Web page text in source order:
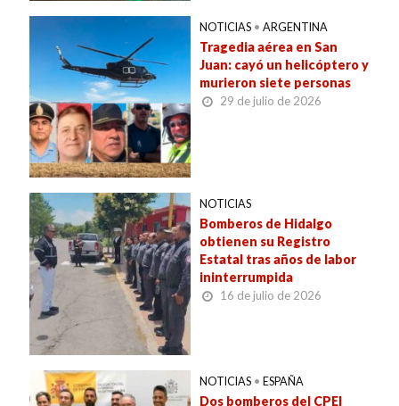
NOTICIAS • ARGENTINA
Tragedia aérea en San
Juan: cayó un helicóptero y
murieron siete personas
29 de julio de 2026
NOTICIAS
Bomberos de Hidalgo
obtienen su Registro
Estatal tras años de labor
ininterrumpida
16 de julio de 2026
NOTICIAS • ESPAÑA
Dos bomberos del CPEI